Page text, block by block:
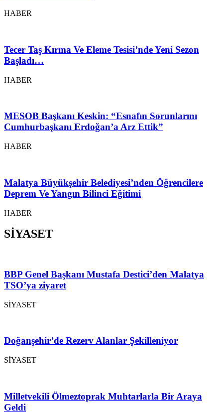
HABER
Tecer Taş Kırma Ve Eleme Tesisi’nde Yeni Sezon
Başladı…
HABER
MESOB Başkanı Keskin: “Esnafın Sorunlarını
Cumhurbaşkanı Erdoğan’a Arz Ettik”
HABER
Malatya Büyükşehir Belediyesi’nden Öğrencilere
Deprem Ve Yangın Bilinci Eğitimi
HABER
SİYASET
BBP Genel Başkanı Mustafa Destici’den Malatya
TSO’ya ziyaret
SİYASET
Doğanşehir’de Rezerv Alanlar Şekilleniyor
SİYASET
Milletvekili Ölmeztoprak Muhtarlarla Bir Araya
Geldi